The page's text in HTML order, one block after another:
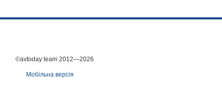
©avtoday team 2012—2026
Мобільна версія